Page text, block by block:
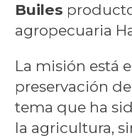
Builes
agropecuaria
La misión está
preservación
tema que ha
la agricultura,